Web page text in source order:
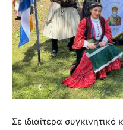
Σε ιδιαίτερα